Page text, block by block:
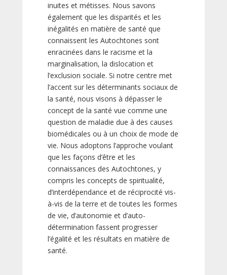
inuites et métisses. Nous savons
également que les disparités et les
inégalités en matière de santé que
connaissent les Autochtones sont
enracinées dans le racisme et la
marginalisation, la dislocation et
l’exclusion sociale. Si notre centre met
l’accent sur les déterminants sociaux de
la santé, nous visons à dépasser le
concept de la santé vue comme une
question de maladie due à des causes
biomédicales ou à un choix de mode de
vie. Nous adoptons l’approche voulant
que les façons d’être et les
connaissances des Autochtones, y
compris les concepts de spiritualité,
d’interdépendance et de réciprocité vis-
à-vis de la terre et de toutes les formes
de vie, d’autonomie et d’auto-
détermination fassent progresser
l’égalité et les résultats en matière de
santé.